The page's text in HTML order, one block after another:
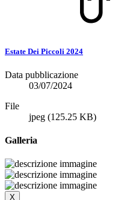
Estate Dei Piccoli 2024
Data pubblicazione
03/07/2024
File
jpeg (125.25 KB)
Galleria
X